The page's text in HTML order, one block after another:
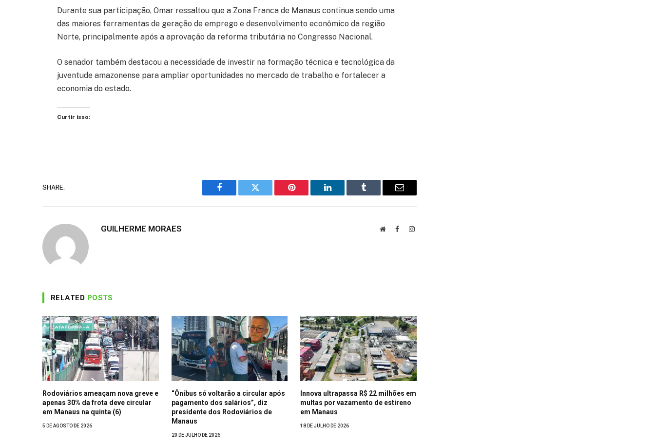
Durante sua participação, Omar ressaltou que a Zona Franca de Manaus continua sendo uma
das maiores ferramentas de geração de emprego e desenvolvimento econômico da região
Norte, principalmente após a aprovação da reforma tributária no Congresso Nacional.
O senador também destacou a necessidade de investir na formação técnica e tecnológica da
juventude amazonense para ampliar oportunidades no mercado de trabalho e fortalecer a
economia do estado.
Curtir isso:
SHARE.
Facebook Twitter Pinterest LinkedIn Tumblr Email
GUILHERME MORAES WebsiteFacebookInstagram
RELATED POSTS
Rodoviários ameaçam nova greve e
apenas 30% da frota deve circular
em Manaus na quinta (6)
5 DE AGOSTO DE 2026
“Ônibus só voltarão a circular após
pagamento dos salários”, diz
presidente dos Rodoviários de
Manaus
20 DE JULHO DE 2026
Innova ultrapassa R$ 22 milhões em
multas por vazamento de estireno
em Manaus
18 DE JULHO DE 2026